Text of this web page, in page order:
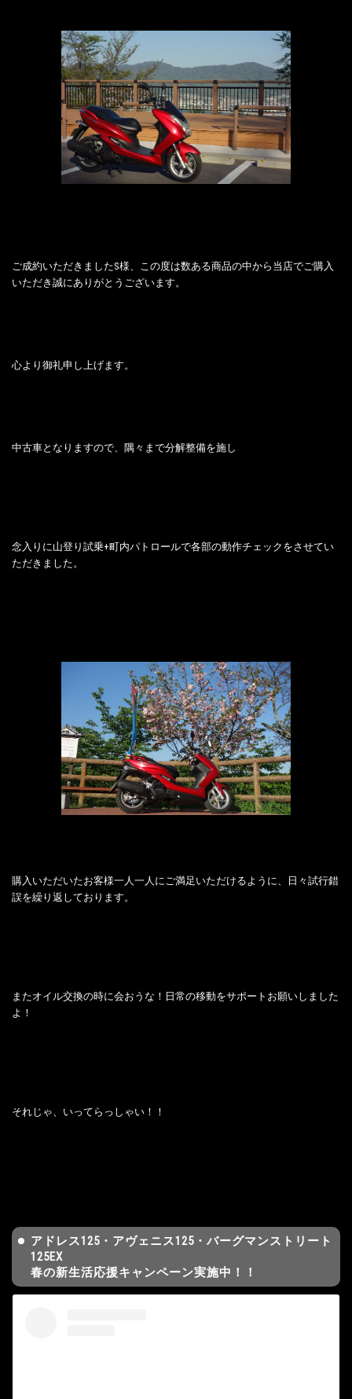
ご成約いただきましたS様、この度は数ある商品の中から当店でご購入
いただき誠にありがとうございます。
心より御礼申し上げます。
中古車となりますので、隅々まで分解整備を施し
念入りに山登り試乗+町内パトロールで各部の動作チェックをさせてい
ただきました。
購入いただいたお客様一人一人にご満足いただけるように、日々試行錯
誤を繰り返しております。
またオイル交換の時に会おうな！日常の移動をサポートお願いしました
よ！
それじゃ、いってらっしゃい！！
アドレス125・アヴェニス125・バーグマンストリート
125EX
春の新生活応援キャンペーン実施中！！